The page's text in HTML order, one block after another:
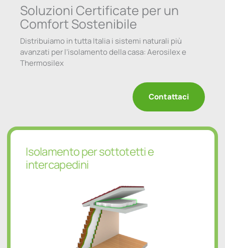
Soluzioni Certificate per un
Comfort Sostenibile
Distribuiamo in tutta Italia i sistemi naturali più
avanzati per l’isolamento della casa: Aerosilex e
Thermosilex
Contattaci
Isolamento per sottotetti e
intercapedini